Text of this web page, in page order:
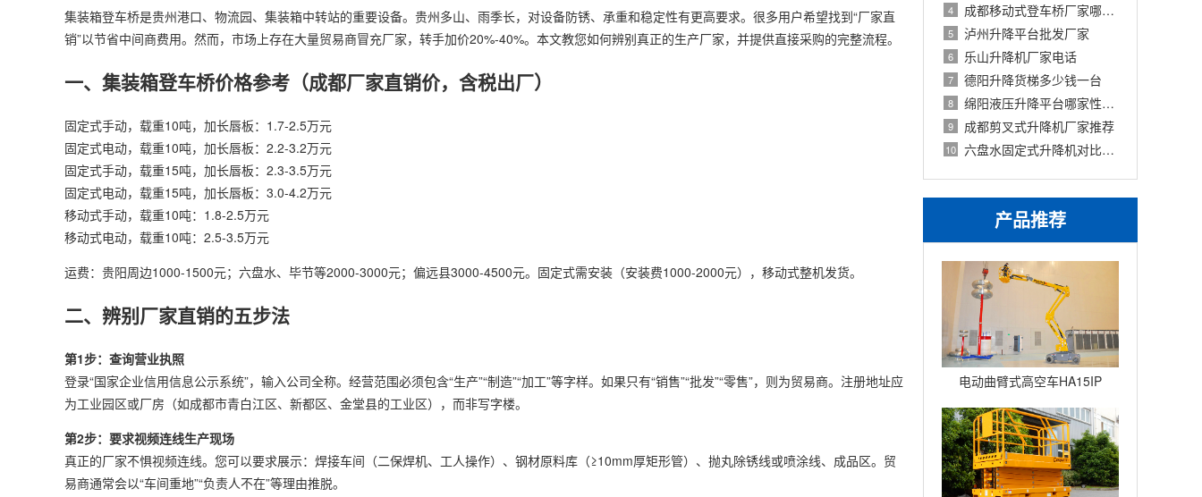
4 成都移动式登车桥厂家哪家好
5 泸州升降平台批发厂家
6 乐山升降机厂家电话
7 德阳升降货梯多少钱一台
8 绵阳液压升降平台哪家性价比高
9 成都剪叉式升降机厂家推荐
10 六盘水固定式升降机对比评测
产品推荐
电动曲臂式高空车HA15IP
集装箱登车桥是贵州港口、物流园、集装箱中转站的重要设备。贵州多山、雨季长，对设备防锈、承重和稳定性有更高要求。很多用户希望找到“厂家直
销”以节省中间商费用。然而，市场上存在大量贸易商冒充厂家，转手加价20%-40%。本文教您如何辨别真正的生产厂家，并提供直接采购的完整流程。
一、集装箱登车桥价格参考（成都厂家直销价，含税出厂）
固定式手动，载重10吨，加长唇板：1.7-2.5万元
固定式电动，载重10吨，加长唇板：2.2-3.2万元
固定式手动，载重15吨，加长唇板：2.3-3.5万元
固定式电动，载重15吨，加长唇板：3.0-4.2万元
移动式手动，载重10吨：1.8-2.5万元
移动式电动，载重10吨：2.5-3.5万元
运费：贵阳周边1000-1500元；六盘水、毕节等2000-3000元；偏远县3000-4500元。固定式需安装（安装费1000-2000元），移动式整机发货。
二、辨别厂家直销的五步法
第1步：查询营业执照
登录“国家企业信用信息公示系统”，输入公司全称。经营范围必须包含“生产”“制造”“加工”等字样。如果只有“销售”“批发”“零售”，则为贸易商。注册地址应
为工业园区或厂房（如成都市青白江区、新都区、金堂县的工业区），而非写字楼。
第2步：要求视频连线生产现场
真正的厂家不惧视频连线。您可以要求展示：焊接车间（二保焊机、工人操作）、钢材原料库（≥10mm厚矩形管）、抛丸除锈线或喷涂线、成品区。贸
易商通常会以“车间重地”“负责人不在”等理由推脱。